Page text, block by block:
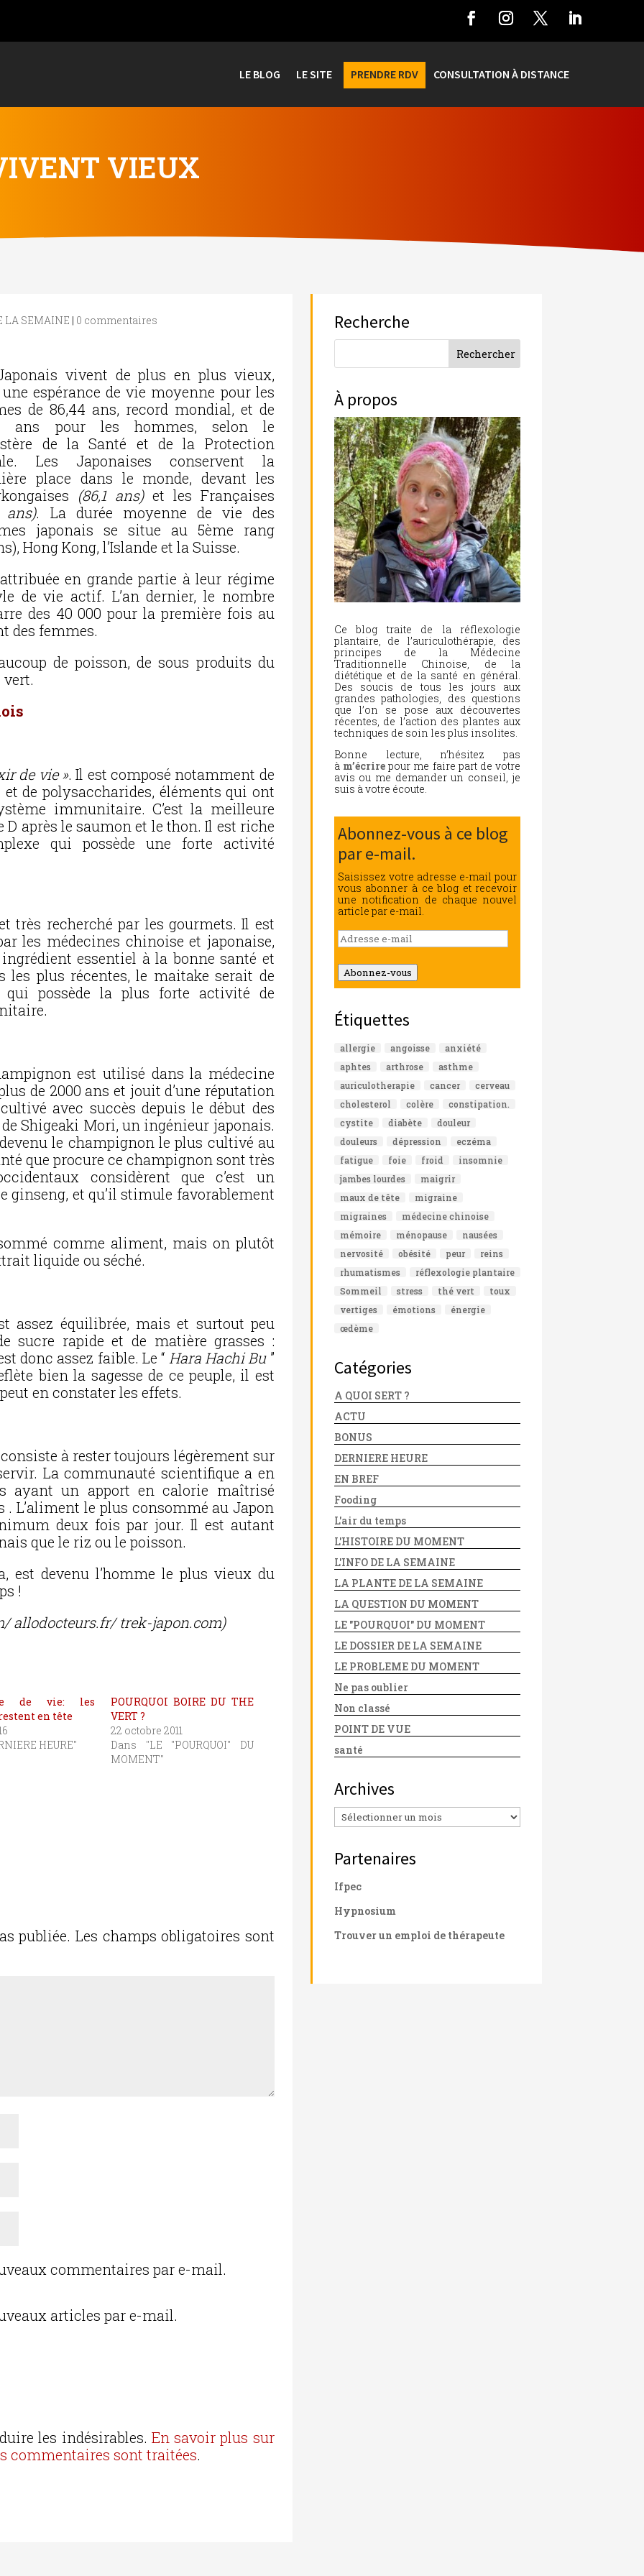
LE BLOG LE SITE PRENDRE RDV CONSULTATION À DISTANCE
VIEUX
LA SEMAINE | 0 commentaires
vivent de plus en plus vieux,
espérance de vie moyenne pour les
de 86,44 ans, record mondial, et de
ans pour les hommes, selon le
de la Santé et de la Protection
Les Japonaises conservent la
place dans le monde, devant les
(86,1 ans)et les Françaises
ans).
La durée moyenne de vie des
japonais se situe au 5ème rang
Hong Kong, l’Islande et la Suisse.
en grande partie à leur régime
de vie actif. L’an dernier, le nombre
des 40 000 pour la première fois au
des femmes.
de poisson, de sous produits du
de vie ». Il est composé notamment de
de polysaccharides, éléments qui ont
immunitaire. C’est la meilleure
après le saumon et le thon. Il est riche
qui possède une forte activité
très recherché par les gourmets. Il est
les médecines chinoise et japonaise,
essentiel à la bonne santé et
les plus récentes, le maitake serait de
possède la plus forte activité de
est utilisé dans la médecine
de 2000 ans et jouit d’une réputation
avec succès depuis le début des
Shigeaki Mori, un ingénieur japonais.
le champignon le plus cultivé au
que procure ce champignon sont très
considèrent que c’est un
ginseng, et qu’il stimule favorablement
comme aliment, mais on plutôt
liquide ou séché.
assez équilibrée, mais et surtout peu
sucre rapide et de matière grasses :
donc assez faible. Le “ Hara Hachi Bu ”
bien la sagesse de ce peuple, il est
en constater les effets.
à rester toujours légèrement sur
La communauté scientifique a en
ayant un apport en calorie maîtrisé
L’aliment le plus consommé au Japon
deux fois par jour. Il est autant
que le riz ou le poisson.
est devenu l’homme le plus vieux du
!
allodocteurs.fr/ trek-japon.com)
de vie: les
en tête
HEURE"
POURQUOI BOIRE DU THE
VERT ?
22 octobre 2011
Dans "LE "POURQUOI" DU
MOMENT"
publiée. Les champs obligatoires sont
commentaires par e-mail.
articles par e-mail.
les indésirables. En savoir plus sur
commentaires sont traitées.
Recherche
À propos
Ce blog traite de la réflexologie
plantaire, de l’auriculothérapie, des
principes de la Médecine
Traditionnelle Chinoise, de la
diététique et de la santé en général.
Des soucis de tous les jours aux
grandes pathologies, des questions
que l’on se pose aux découvertes
récentes, de l’action des plantes aux
techniques de soin les plus insolites.
Bonne lecture, n’hésitez pas
à m’écrire pour me faire part de votre
avis ou me demander un conseil, je
suis à votre écoute.
Abonnez-vous à ce blog
par e-mail.
Saisissez votre adresse e-mail pour
vous abonner à ce blog et recevoir
une notification de chaque nouvel
article par e-mail.
Adresse
e-
mail
Abonnez-vous
Étiquettes
allergie angoisse
anxiété
aphtes
arthrose
asthme
auriculotherapie
cancer
cerveau
cholesterol
colère
constipation.
cystite
diabète
douleur
douleurs
dépression
eczéma
fatigue
foie froid
insomnie
jambes lourdes
maigrir
maux de tête
migraine
migraines
médecine chinoise
mémoire
ménopause
nausées
nervosité
obésité peur
reins
rhumatismes
réflexologie plantaire
Sommeil
stress thé vert
toux
vertiges
émotions
énergie
œdème
Catégories
A QUOI SERT ?
ACTU
BONUS
DERNIERE HEURE
EN BREF
Fooding
L'air du temps
L'HISTOIRE DU MOMENT
L'INFO DE LA SEMAINE
LA PLANTE DE LA SEMAINE
LA QUESTION DU MOMENT
LE "POURQUOI" DU MOMENT
LE DOSSIER DE LA SEMAINE
LE PROBLEME DU MOMENT
Ne pas oublier
Non classé
POINT DE VUE
santé
Archives
Archives
Partenaires
Ifpec
Hypnosium
Trouver un emploi de thérapeute